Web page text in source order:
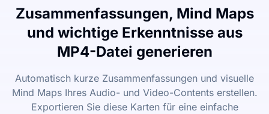
Zusammenfassungen, Mind Maps
und wichtige Erkenntnisse aus
MP4-Datei generieren
Automatisch kurze Zusammenfassungen und visuelle
Mind Maps Ihres Audio- und Video-Contents erstellen.
Exportieren Sie diese Karten für eine einfache